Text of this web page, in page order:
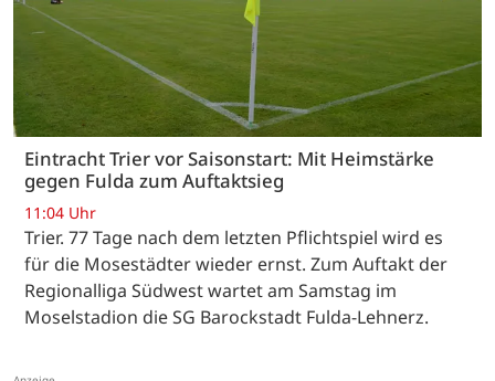
Eintracht Trier vor Saisonstart: Mit Heimstärke
gegen Fulda zum Auftaktsieg
11:04 Uhr
Trier. 77 Tage nach dem letzten Pflichtspiel wird es
für die Mosestädter wieder ernst. Zum Auftakt der
Regionalliga Südwest wartet am Samstag im
Moselstadion die SG Barockstadt Fulda-Lehnerz.